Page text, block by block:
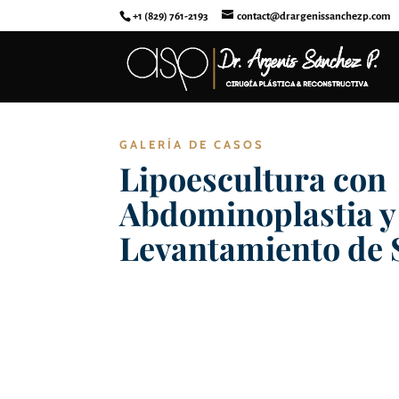
+1 (829) 761-2193 contact@drargenissanchezp.com
GALERÍA DE CASOS
Lipoescultura con
Abdominoplastia y
Levantamiento de